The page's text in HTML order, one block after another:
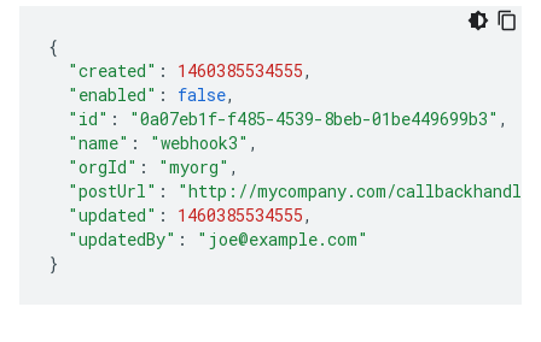
{
"created" : 1460385534555,
"enabled" : false,
"id" : "0a07eb1f-f485-4539-8beb-01be449699b3" ,
"name" : "webhook3" ,
"orgId" : "myorg" ,
"postUrl" :
"http://mycompany.com/
"updated" : 1460385534555,
"updatedBy" :
"joe@example.com"
}